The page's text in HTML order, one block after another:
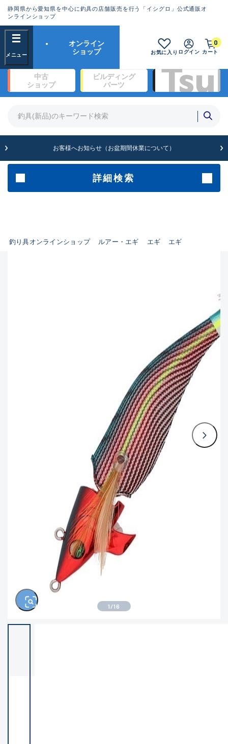
静岡県から愛知県を中心に釣具の店舗販売を行う「イシグロ」公式通販オ
ンラインショップ
オンライン
ショップ
お気に入り ログイン カート
0
中古
ショップ
ビルディング
パーツ
お客様へお知らせ（お盆期間休業について）
詳細検索
釣り具オンラインショップ ルアー・エギ エギ エギ
フリーワード
商品カテゴリ
リール・カスタムパーツ(334)
ライン・ハリス・道糸(760)
針・仕掛(319)
新商品(35)
この条件で検索する
ランクとは？
良
SA
新古品（メーカー問屋から仕
入れた未使用品）
※店頭展示時の置き傷が付いている
ものも含む
傷が極めて少ない極上品
B
使用感や傷のある一般的な中
C-
かなり使用感があり、全体的
に目立つ傷が多い品
D
著しく状態が悪いが使用はで
きるもの、改造品も含む
※ルアー、エギ、雑品、その他につきましては
ランク表記はございません。 状態は写真にて
ご確認ください。
1 /16